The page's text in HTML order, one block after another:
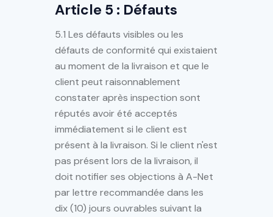
Article 5 : Défauts
5.1 Les défauts visibles ou les
défauts de conformité qui existaient
au moment de la livraison et que le
client peut raisonnablement
constater après inspection sont
réputés avoir été acceptés
immédiatement si le client est
présent à la livraison. Si le client n'est
pas présent lors de la livraison, il
doit notifier ses objections à A-Net
par lettre recommandée dans les
dix (10) jours ouvrables suivant la